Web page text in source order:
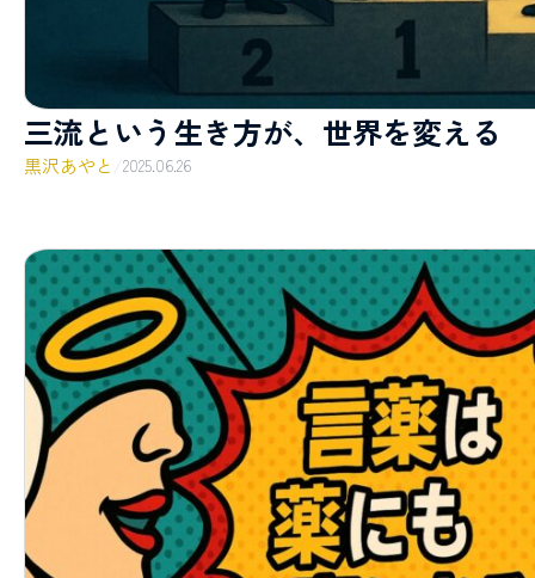
三流という生き方が、世界を変える
黒沢あやと 2025.06.26